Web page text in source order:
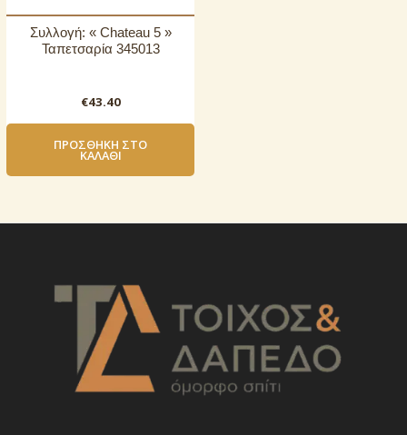
Συλλογή: « Chateau 5 »
Ταπετσαρία 345013
€43.40
ΠΡΟΣΘΉΚΗ ΣΤΟ
ΚΑΛΆΘΙ